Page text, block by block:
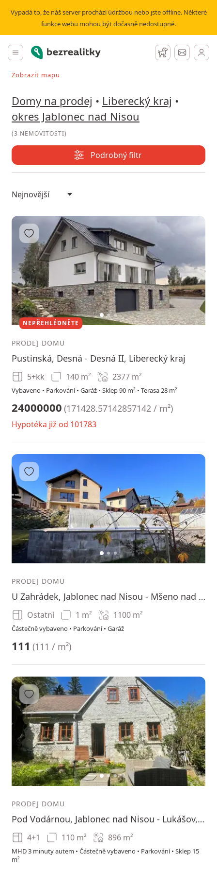
Vypadá to, že náš server prochází údržbou nebo jste offline. Některé
funkce webu mohou být dočasně nedostupné.
Hlavní menu
Bezrealitky Hlídací pes
Zprávy
Vyhledávat při pohybu v mapě
Zobrazit mapu
Domy na prodej • Liberecký kraj •
okres Jablonec nad Nisou
(3 NEMOVITOSTI)
Podrobný filtr
12 3
Přidat do oblíbených
NEPŘEHLÉDNĚTE
PRODEJ DOMU
Pustinská, Desná - Desná II, Liberecký kraj
5+kk 140 m² 2377 m²
Vybaveno • Parkování • Garáž • Sklep 90 m² • Terasa 28 m²
24000000 (171428.57142857142 / m²)
Hypotéka již od 101783
12 3
Přidat do oblíbených
PRODEJ DOMU
U Zahrádek, Jablonec nad Nisou - Mšeno nad Nisou, Liberecký kraj
Ostatní 1 m² 1100 m²
Částečně vybaveno • Parkování • Garáž
111 (111 / m²)
12 3
Přidat do oblíbených
PRODEJ DOMU
Pod Vodárnou, Jablonec nad Nisou - Lukášov, Liberecký kraj
4+1 110 m² 896 m²
MHD 3 minuty autem • Částečně vybaveno • Parkování • Sklep 15
m²